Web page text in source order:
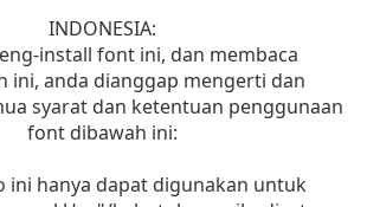
INDONESIA:
install font ini, dan membaca
ini, anda dianggap mengerti dan
syarat dan ketentuan penggunaan
font dibawah ini:
ini hanya dapat digunakan untuk